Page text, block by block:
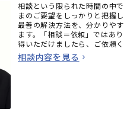
相談という限られた時間の中
まのご要望をしっかりと把握
最善の解決方法を、分かりや
ます。「相談＝依頼」ではあ
得いただけましたら、ご依頼
初回相談でも、通常の相談と同
話を伺わせていただきます。
相談内容を見る